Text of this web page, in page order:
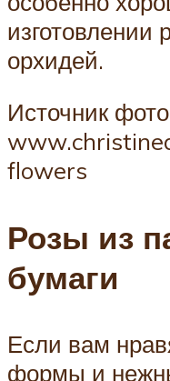
изготовлении
орхидей.
Источник
flowers
Розы из
бумаги
Если вам
формы и